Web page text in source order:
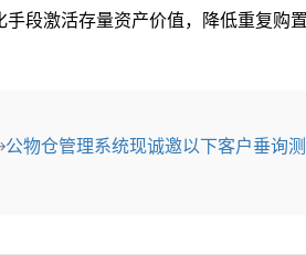
段激活存量资产价值，降低重复购
公物仓管理系统现诚邀以下客户垂询